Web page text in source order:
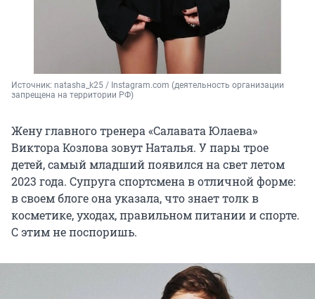
Источник: natasha_k25 / Instagram.com (деятельность организации
запрещена на территории РФ)
Жену главного тренера «Салавата Юлаева»
Виктора Козлова зовут Наталья. У пары трое
детей, самый младший появился на свет летом
2023 года. Супруга спортсмена в отличной форме:
в своем блоге она указала, что знает толкв
косметике, уходах, правильном питании и спорте.
С этим не поспоришь.